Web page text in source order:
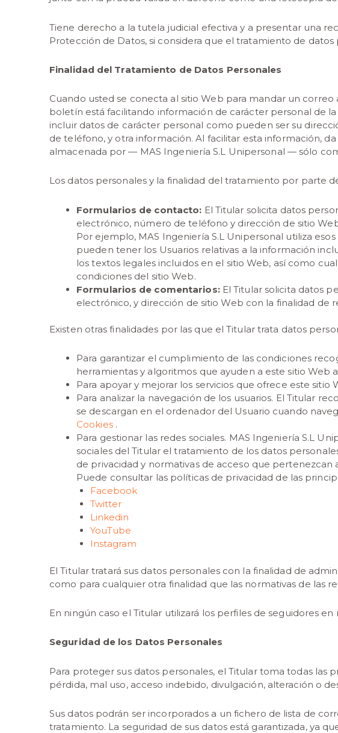
Tiene derecho a la tutela judicial efectiva y a presentar una
Protección de Datos, si considera que el tratamiento de
Finalidad del Tratamiento de Datos Personales
Cuando usted se conecta al sitio Web para mandar un
boletín está facilitando información de carácter personal de
incluir datos de carácter personal como pueden ser su
de teléfono, y otra información. Al facilitar esta información,
almacenada por — MAS Ingeniería S.L Unipersonal — sólo
Los datos personales y la finalidad del tratamiento por parte
Formularios de contacto: El Titular solicita datos
electrónico, número de teléfono y dirección de sitio
Por ejemplo, MAS Ingeniería S.L Unipersonal utiliza
pueden tener los Usuarios relativas a la información
los textos legales incluidos en el sitio Web, así como
condiciones del sitio Web.
Formularios de comentarios:El Titular solicita datos
electrónico, y dirección de sitio Web con la finalidad de
Existen otras finalidades por las que el Titular trata datos
Para garantizar el cumplimiento de las condiciones
herramientas y algoritmos que ayuden a este sitio Web
Para apoyar y mejorar los servicios que ofrece este sitio
Para analizar la navegación de los usuarios. El Titular
se descargan en el ordenador del Usuario cuando
Cookies.
Para gestionar las redes sociales. MAS Ingeniería S.L
sociales del Titular el tratamiento de los datos
de privacidad y normativas de acceso que
Puede consultar las políticas de privacidad de las
Facebook
Twitter
Linkedin
YouTube
Instagram
El Titular tratará sus datos personales con la finalidad de
como para cualquier otra finalidad que las normativas de las
En ningún caso el Titular utilizará los perfiles de seguidores
Seguridad de los Datos Personales
Para proteger sus datos personales, el Titular toma todas las
pérdida, mal uso, acceso indebido, divulgación, alteración o
Sus datos podrán ser incorporados a un fichero de lista de
tratamiento. La seguridad de sus datos está garantizada, ya